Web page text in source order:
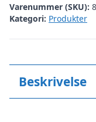
Varenummer (SKU):
Kategori: Produkter
Beskrivelse